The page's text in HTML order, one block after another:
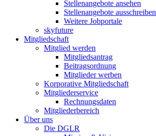
Stellenangebote ansehen
Stellenangebote ausschreiben
Weitere Jobportale
skyfuture
Mitgliedschaft
Mitglied werden
Mitgliedsantrag
Beitragsordnung
Mitglieder werben
Korporative Mitgliedschaft
Mitgliederservice
Rechnungsdaten
Mitgliederbereich
Über uns
Die DGLR